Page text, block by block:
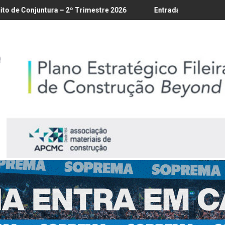
2026 Entrada em vigor da regulamentação do